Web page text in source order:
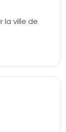
la ville de